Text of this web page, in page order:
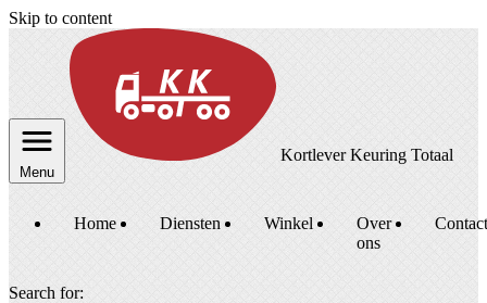
Skip to content
Menu
Kortlever Keuring Totaal
Home Diensten Winkel
Over
ons
Contact
Search for: